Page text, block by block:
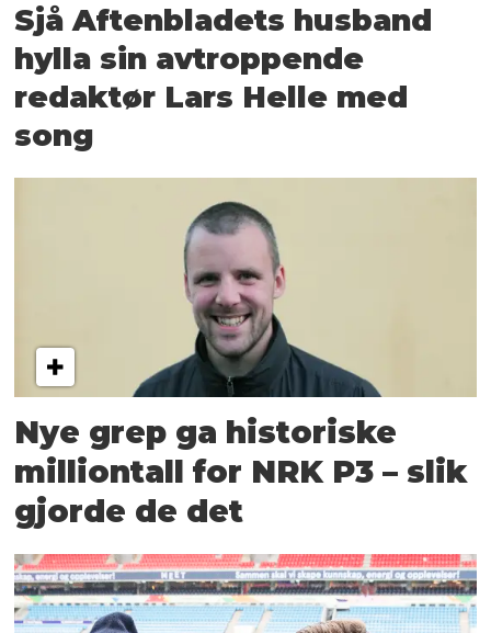
Sjå Aftenbladets husband
hylla sin avtroppende
redaktør Lars Helle med
song
Nye grep ga historiske
milliontall for NRK P3 – slik
gjorde de det